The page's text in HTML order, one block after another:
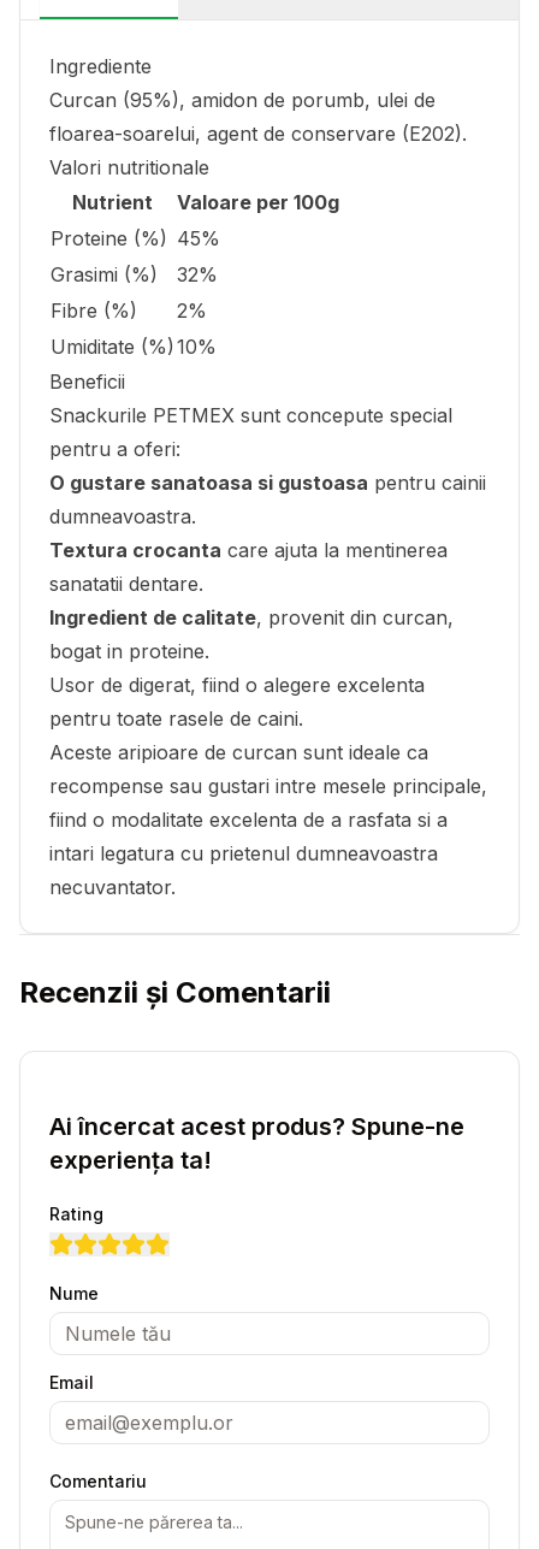
Ingrediente
Curcan (95%), amidon de porumb, ulei de
floarea-soarelui, agent de conservare (E202).
Valori nutritionale
Nutrient
Valoare per 100g
Proteine (%) 45%
Grasimi (%)
32%
Fibre (%)
2%
Umiditate (%) 10%
Beneficii
Snackurile PETMEX sunt concepute special
pentru a oferi:
O gustare sanatoasa si gustoasa pentru cainii
dumneavoastra.
Textura crocanta care ajuta la mentinerea
sanatatii dentare.
Ingredient de calitate, provenit din curcan,
bogat in proteine.
Usor de digerat, fiind o alegere excelenta
pentru toate rasele de caini.
Aceste aripioare de curcan sunt ideale ca
recompense sau gustari intre mesele principale,
fiind o modalitate excelenta de a rasfata si a
intari legatura cu prietenul dumneavoastra
necuvantator.
Recenzii și Comentarii
Ai încercat acest produs? Spune-ne
experiența ta!
Rating
Nume
Email
Comentariu